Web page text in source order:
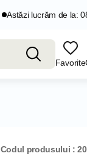
Astăzi lucrăm de la:
Favorite
Codul produsului :